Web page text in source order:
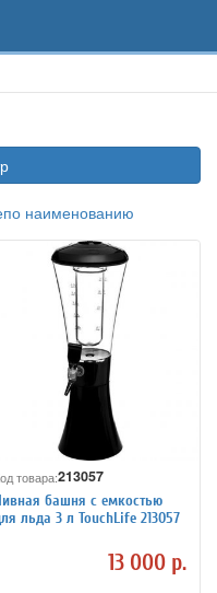
по наименованию
товара:213057
башня с емкостью
льда 3 л TouchLife 213057
13 000 р.